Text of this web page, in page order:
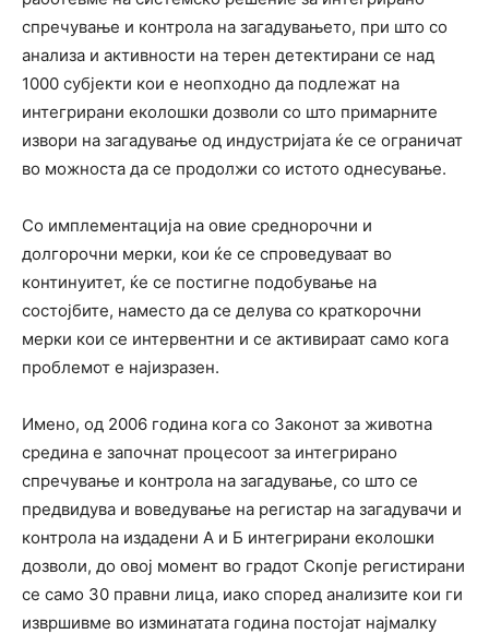
спречување и контрола на загадувањето, при што со
анализа и активности на терен детектирани се над
1000 субјекти кои е неопходно да подлежат на
интегрирани еколошки дозволи со што примарните
извори на загадување од индустријата ќе се ограничат
во можноста да се продолжи со истото однесување.
Со имплементација на овие среднорочни и
долгорочни мерки, кои ќе се спроведуваат во
континуитет, ќе се постигне подобување на
состојбите, наместо да се делува со краткорочни
мерки кои се интервентни и се активираат само кога
проблемот е најизразен.
Имено, од 2006 година кога со Законот за животна
средина е започнат процесоот за интегрирано
спречување и контрола на загадување, со што се
предвидува и воведување на регистар на загадувачи и
контрола на издадени А и Б интегрирани еколошки
дозволи, до овој момент во градот Скопје регистирани
се само 30 правни лица, иако според анализите кои ги
извршивме во изминатата година постојат најмалку